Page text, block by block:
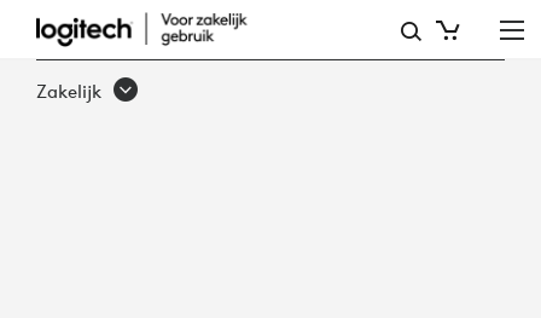
FROST
EN
Zakelijk